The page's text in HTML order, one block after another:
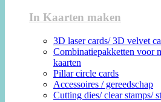
In Kaarten maken
3D laser cards/ 3D velvet
Combinatiepakketten voor
kaarten
Pillar circle cards
Accessoires / gereedschap
Cutting dies/ clear stamps/